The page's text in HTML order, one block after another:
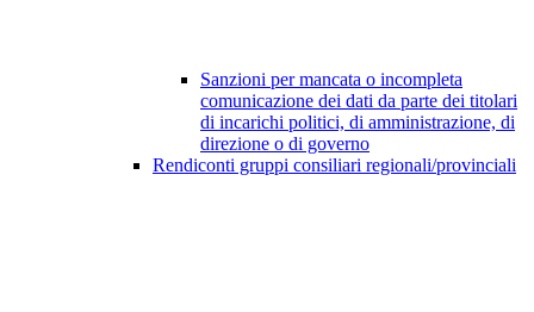
Sanzioni per mancata o incompleta
comunicazione dei dati da parte dei titolari
di incarichi politici, di amministrazione, di
direzione o di governo
Rendiconti gruppi consiliari regionali/provinciali